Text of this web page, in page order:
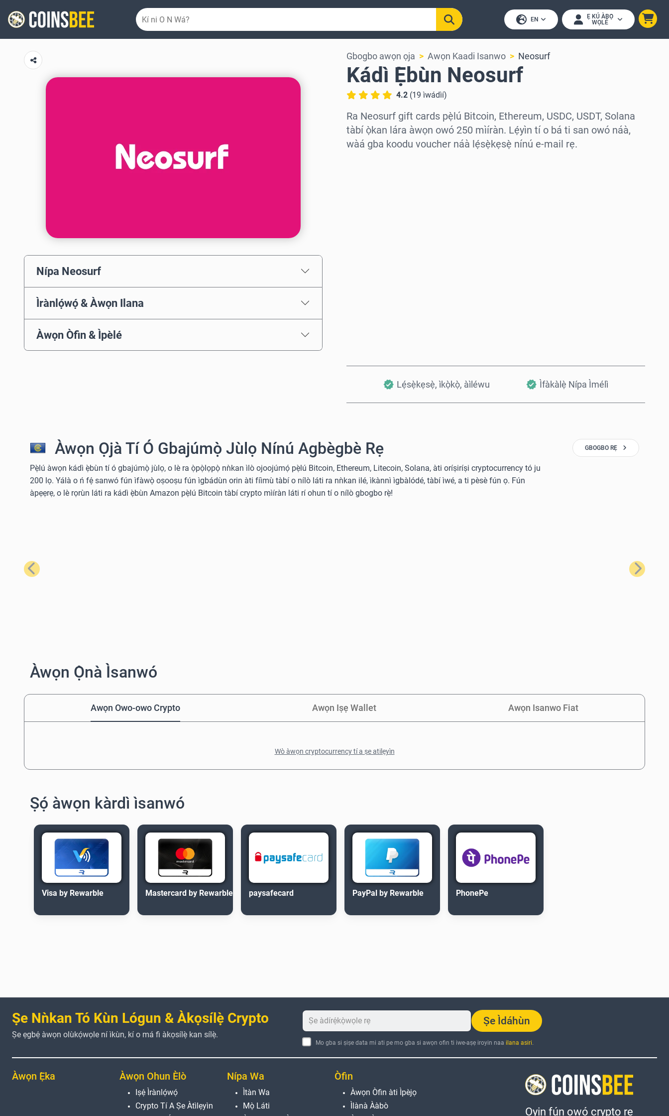
EN
Ẹ KÚ ÀBỌ̀
WỌLÉ
Nípa Neosurf
Ìrànlọ́wọ́ & Àwọn Ilana
Àwọn Òfin & Ìpèlé
Gbogbo awọn ọja Awọn Kaadi Isanwo Neosurf
Kádì Ẹ̀bùn Neosurf
4.2 (19 ìwádìí)
Ra Neosurf gift cards pẹ̀lú Bitcoin, Ethereum, USDC, USDT, Solana
tàbí ọ̀kan lára àwọn owó 250 mìíràn. Lẹ́yìn tí o bá ti san owó náà,
wàá gba koodu voucher náà lẹ́sẹ̀kẹsẹ̀ nínú e-mail rẹ.
Lẹ́sẹ̀kẹsẹ̀, ìkọ̀kọ̀, àìléwu Ìfàkàlẹ̀ Nípa Ìmélì
Àwọn Ọjà Tí Ó Gbajúmọ̀ Jùlọ Nínú Agbègbè Rẹ
Pẹ̀lú àwọn kádì ẹ̀bùn tí ó gbajúmọ̀ jùlọ, o lè ra ọ̀pọ̀lọpọ̀ nǹkan ìlò ojoojúmọ́ pẹ̀lú Bitcoin, Ethereum, Litecoin, Solana, àti oríṣiríṣi cryptocurrency tó ju
200 lọ. Yálà o ń fẹ́ sanwó fún ìfàwọ̀ oṣooṣu fún ìgbádùn orin àti fíìmù tàbí o nílò láti ra nǹkan ilé, ìkànnì ìgbàlódé, tàbí ìwé, a ti pèsè fún ọ. Fún
àpẹẹrẹ, o lè rọrùn láti ra kádì ẹ̀bùn Amazon pẹ̀lú Bitcoin tàbí crypto mìíràn láti rí ohun tí o nílò gbogbo rẹ̀!
GBOGBO RẸ̀
Tẹ́lẹ̀ Tẹ̀lé
Àwọn Ọ̀nà Ìsanwó
Awọn Owo-owo Crypto Awọn Iṣẹ Wallet Awọn Isanwo Fiat
Wò àwọn cryptocurrency tí a ṣe atilẹyìn
Ṣọ́ àwọn kàrdì ìsanwó
Visa by Rewarble Mastercard by Rewarble paysafecard PayPal by Rewarble PhonePe
Ṣe Nǹkan Tó Kùn Lógun & Àkọsílẹ̀ Crypto
Ṣe ẹgbẹ́ àwọn olùkọ́wọle ní ìkùn, kí o má fi àkọsílẹ̀ kan sílẹ̀.
Ṣe Ìdáhùn
Mo gba si ṣiṣe data mi ati pe mo gba si awọn ofin ti iwe-aṣẹ iroyin naa ilana asiri.
Àwọn Ẹ̀ka Àwọn Ohun Èlò
Iṣẹ́ Ìrànlọ́wọ́
Crypto Tí A Ṣe Àtìlẹyìn
Nípa Wa
Ìtàn Wa
Mọ̀ Láti
Òfin
Àwọn Òfin àti Ìpèjọ
Ìlànà Ààbò
Oyin fún owó crypto rẹ